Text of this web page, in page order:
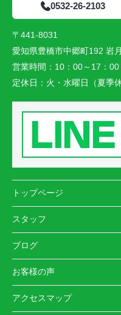
0532-26-2103
〒441-8031
愛知県豊橋市中郷町192 岩
営業時間： 10：00～17：00
定休日： 火・水曜日（夏季
トップページ
スタッフ
ブログ
お客様の声
アクセスマップ